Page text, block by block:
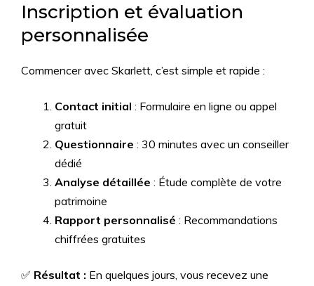
Inscription et évaluation
personnalisée
Commencer avec Skarlett, c’est simple et rapide :
Contact initial : Formulaire en ligne ou appel
gratuit
Questionnaire : 30 minutes avec un conseiller
dédié
Analyse détaillée : Étude complète de votre
patrimoine
Rapport personnalisé : Recommandations
chiffrées gratuites
✅ Résultat : En quelques jours, vous recevez une